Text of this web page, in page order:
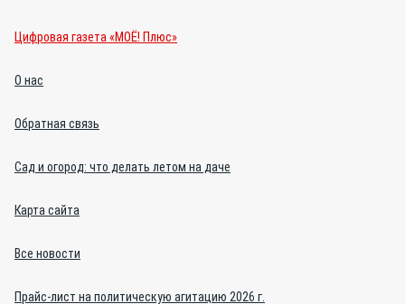
Цифровая газета «МОЁ! Плюс»
О нас
Обратная связь
Сад и огород: что делать летом на даче
Карта сайта
Все новости
Прайс-лист на политическую агитацию 2026 г.